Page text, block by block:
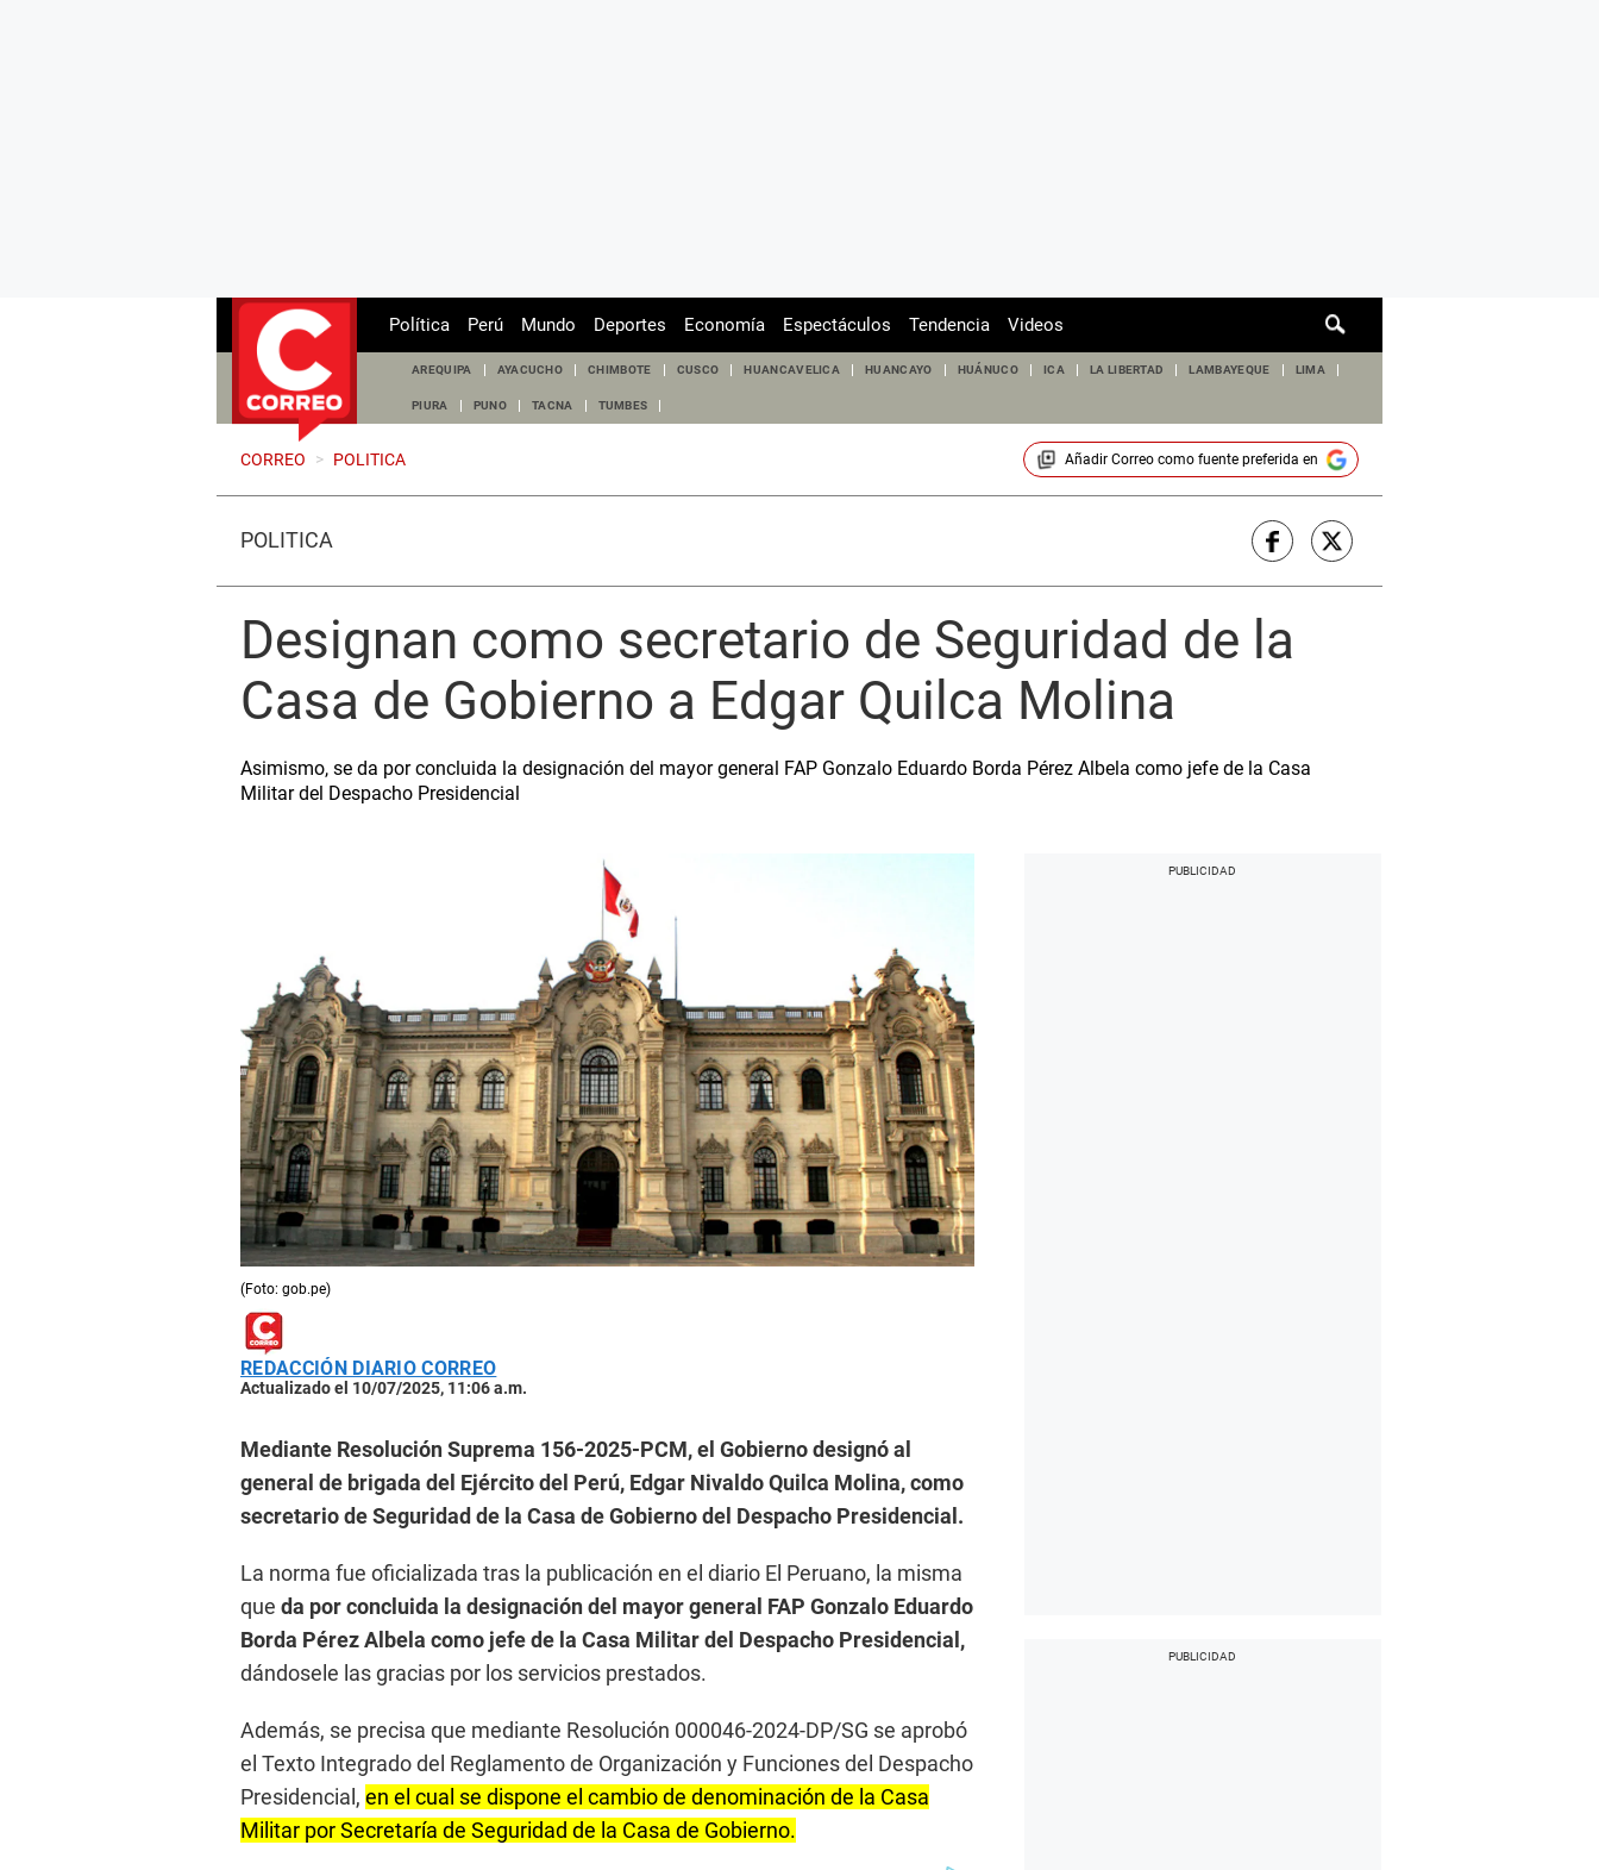
de
Política Perú Mundo Deportes Economía Espectáculos Tendencia Videos
AREQUIPA AYACUCHO CHIMBOTE CUSCO HUANCAVELICA HUANCAYO HUÁNUCO ICA LA LIBERTAD LAMBAYEQUE LIMA
PIURA PUNO TACNA TUMBES
CORREO > POLITICA Añadir Correocomo fuente preferida en
POLÍTICA
Designan como secretario de Seguridad de la
Casa de Gobierno a Edgar Quilca Molina
Asimismo, se da por concluida la designación del mayor general FAP Gonzalo Eduardo Borda Pérez Albela como jefe de la Casa
Militar del Despacho Presidencial
(Foto: gob.pe)
REDACCIÓN DIARIO CORREO
Actualizado el 10/07/2025, 11:06 a.m.
Mediante Resolución Suprema 156-2025-PCM, el Gobierno designó al
general de brigada del Ejército del Perú, Edgar Nivaldo Quilca Molina, como
secretario de Seguridad de la Casa de Gobierno del Despacho Presidencial.
La norma fue oficializada tras la publicación en el diario El Peruano, la misma
que da por concluida la designación del mayor general FAP Gonzalo Eduardo
Borda Pérez Albela como jefe de la Casa Militar del Despacho Presidencial,
dándosele las gracias por los servicios prestados.
Además, se precisa que mediante Resolución 000046-2024-DP/SG se aprobó
el Texto Integrado del Reglamento de Organización y Funciones del Despacho
Presidencial, en el cual se dispone el cambio de denominación de la Casa
Militar por Secretaría de Seguridad de la Casa de Gobierno.